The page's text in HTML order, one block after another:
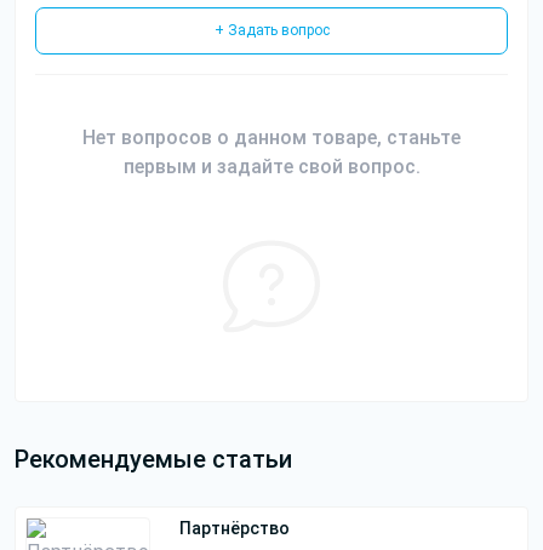
+ Задать вопрос
Нет вопросов о данном товаре, станьте
первым и задайте свой вопрос.
Рекомендуемые статьи
Партнёрство